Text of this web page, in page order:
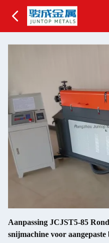
Aanpassing JCJST5-85
snijmachine voor aangepaste